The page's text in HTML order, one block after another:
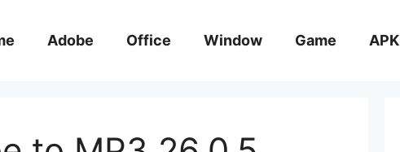
Adobe Office Window Game APK